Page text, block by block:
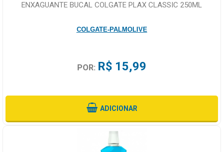
ENXAGUANTE BUCAL COLGATE PLAX CLASSIC 250ML
COLGATE-PALMOLIVE
POR: R$ 15,99
ADICIONAR